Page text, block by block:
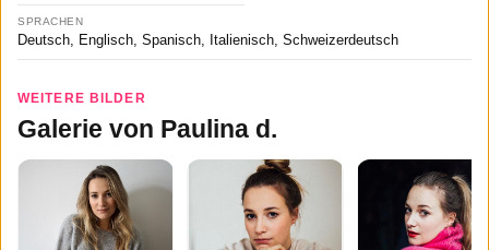
WEITERE BILDER
Galerie von Paulina d.
SPRACHEN
Deutsch, Englisch, Spanisch, Italienisch, Schweizerdeutsch